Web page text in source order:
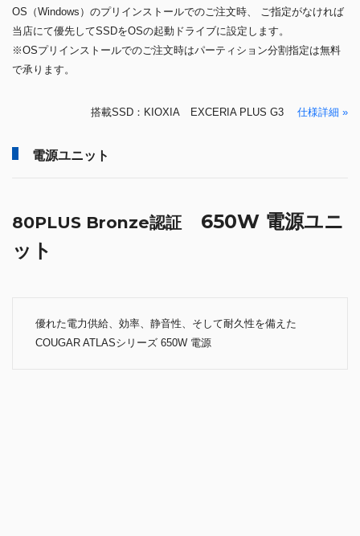
OS（Windows）のプリインストールでのご注文時、 ご指定がなければ
当店にて優先してSSDをOSの起動ドライブに設定します。
※OSプリインストールでのご注文時はパーティション分割指定は無料
で承ります。
搭載SSD：KIOXIA EXCERIA PLUS G3 仕様詳細 »
電源ユニット
80PLUS Bronze認証 650W 電源ユニ
ット
優れた電力供給、効率、静音性、そして耐久性を備えた
COUGAR ATLASシリーズ 650W 電源